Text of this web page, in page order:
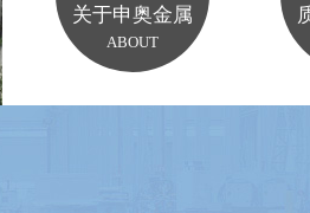
DSA不溶性钛阳极
关于申奥金属
ABOUT